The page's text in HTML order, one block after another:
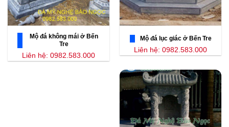
Mộ đá không mái ở Bến
Tre
Liên hệ: 0982.583.000
Mộ đá lục giác ở Bến Tre
Liên hệ: 0982.583.000